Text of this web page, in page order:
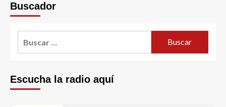
Buscador
Escucha la radio aquí